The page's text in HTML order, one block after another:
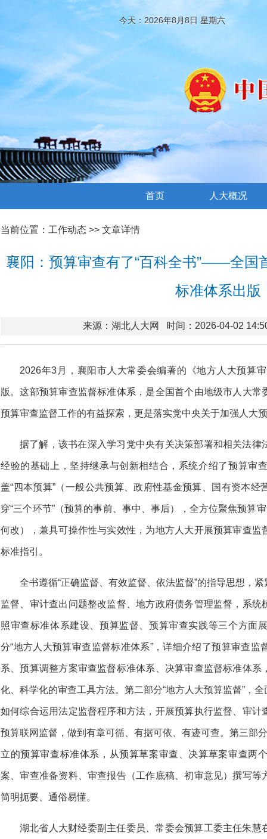
今天：2026年8月8日 星期六
首页 人大概况
当前位置： 工作动态 >> 文章详情
襄阳：预算审查有了“百科全书”——全国
标准体系出版
来源：湖北人大网 时间：2026-04-02
2026年3月，襄阳市人大常委会编著的《地方人大预算
版。这部预算审查监督标准体系，是全国首个由地级市人大
预算审查监督工作的有益探索，更是落实党中央关于加强人大
据了解，该书在深入学习党中央有关决策部署和相关法
经验的基础上，坚持继承与创新相结合，系统介绍了预算审
盖“四本预算”（一般公共预算、政府性基金预算、国有资本
穿“三个环节”（预算的事前、事中、事后），全方位聚焦预算
何改），兼具可操作性与实效性，为地方人大开展预算审查
标准指引。
全书遵循“正确监督、有效监督、依法监督”的指导思想，
监督、审计查出问题整改监督、地方政府债务管理监督，系
照审查标准体系建设、预算监督、预算审查实践等三个方面
分“地方人大预算审查监督标准体系”，详细介绍了预算审查
系、预算调整方案审查监督标准体系、决算审查监督标准体
化、科学化的审查工具方法。第二部分“地方人大预算监督”，
如何综合运用法定监督程序和方法，开展预算执行监督、审
预算联网监督，做到有章可循、有据可依、有迹可查。第三部
立的预算审查标准体系，从预算草案审查、决算草案审查两
案、审查准备资料、审查报告（工作底稿、初审意见）撰写
简明扼要、通俗易懂。
湖北省人大财经委副主任委员、常委会预算工委主任朱